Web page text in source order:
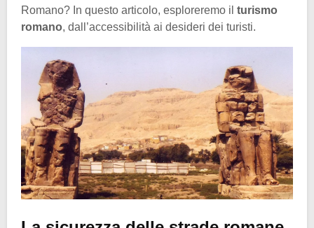
Romano? In questo articolo, esploreremo il turismo
romano, dall’accessibilità ai desideri dei turisti.